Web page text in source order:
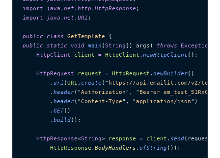
import java . net . http . HttpResponse ;
import java . net . URI;
public class GetTemplate {
public static void main (String [] args ) throws Exception
    HttpClient
client = HttpClient . newHttpClient () ;
    HttpRequest
request = HttpRequest . newBuilder()
        .
uri (URI . create ( " https://api.emailit.com/v2/
        .
header( "Authorization" , "Bearer
        .
header( "Content-Type" , "application/json" )
        .
GET()
        .
build() ;
    HttpResponse
<String> response = client . send( request,
        HttpResponse
. BodyHandlers . ofString ()) ;